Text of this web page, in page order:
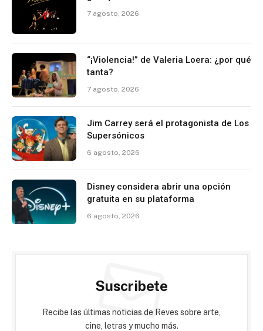
7 agosto, 2026
“¡Violencia!” de Valeria Loera: ¿por qué
tanta?
7 agosto, 2026
Jim Carrey será el protagonista de Los
Supersónicos
6 agosto, 2026
Disney considera abrir una opción
gratuita en su plataforma
6 agosto, 2026
Suscribete
Recibe las últimas noticias de Reves sobre arte,
cine, letras y mucho más.